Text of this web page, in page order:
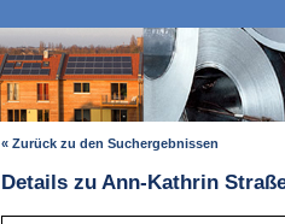
« Zurück zu den Suchergebnissen
Details zu Ann-Kathrin